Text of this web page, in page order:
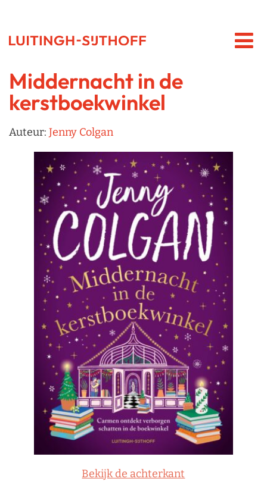
Middernacht in de
kerstboekwinkel
Auteur: Jenny Colgan
Bekijk de achterkant